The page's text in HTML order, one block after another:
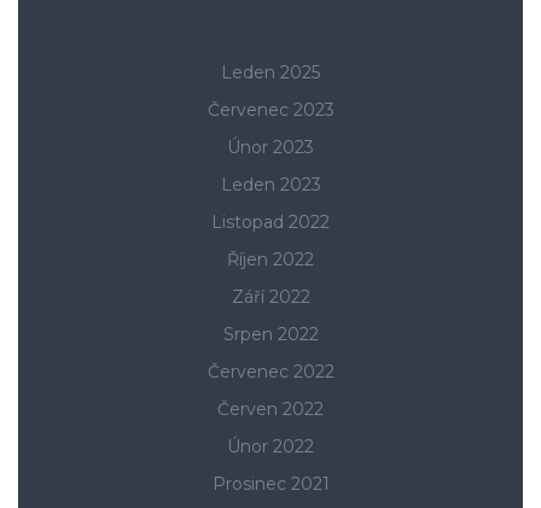
Leden 2025
Červenec 2023
Únor 2023
Leden 2023
Listopad 2022
Říjen 2022
Září 2022
Srpen 2022
Červenec 2022
Červen 2022
Únor 2022
Prosinec 2021